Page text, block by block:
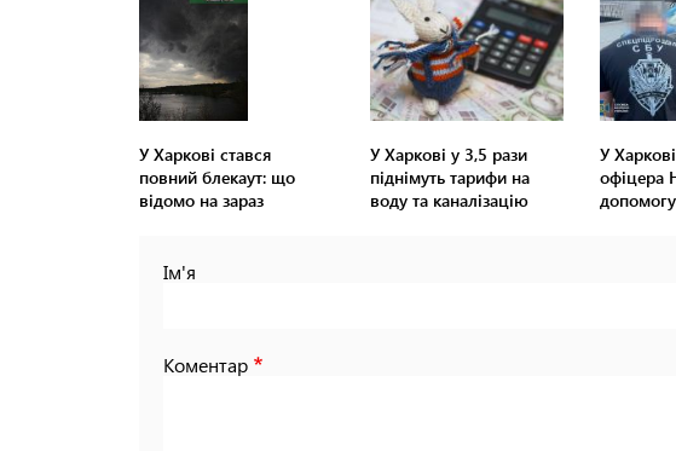
У Харкові стався
повний блекаут: що
відомо на зараз
У Харкові у 3,5 рази
піднімуть тарифи на
воду та каналізацію
У
офіцера
Ім'я
Коментар